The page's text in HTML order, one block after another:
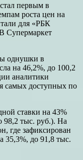
первым в
роста цен на
для «РБК
Супермаркет
однушки в
на 46,2%, до 100,2
аналитики
самых доступных по
ставки на 43%
98,2 тыс. руб.). На
где зафиксирован
35,3%, до 91,8 тыс.